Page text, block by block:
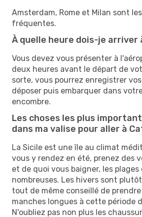
Amsterdam, Rome et Milan sont
fréquentes.
À quelle heure dois-je arriver
Vous devez vous présenter à
deux heures avant le départ de
sorte, vous pourrez enregistrer
déposer puis embarquer dans
encombre.
Les choses les plus
dans ma valise pour aller à
La Sicile est une île au climat
vous y rendez en été, prenez des
et de quoi vous baigner, les
nombreuses. Les hivers sont
tout de même conseillé de
manches longues à cette période
N'oubliez pas non plus les